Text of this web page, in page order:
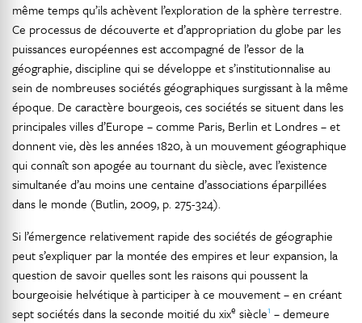
même temps qu’ils achèvent l’exploration de la sphère terrestre.
Ce processus de découverte et d’appropriation du globe par les
puissances européennes est accompagné de l’essor de la
géographie, discipline qui se développe et s’institutionnalise au
sein de nombreuses sociétés géographiques surgissant à la même
époque. De caractère bourgeois, ces sociétés se situent dans les
principales villes d’Europe – comme Paris, Berlin et Londres – et
donnent vie, dès les années 1820, à un mouvement géographique
qui connaît son apogée au tournant du siècle, avec l’existence
simultanée d’au moins une centaine d’associations éparpillées
dans le monde (Butlin, 2009, p. 275-324).
Si l’émergence relativement rapide des sociétés de géographie
peut s’expliquer par la montée des empires et leur expansion, la
question de savoir quelles sont les raisons qui poussent la
bourgeoisie helvétique à participer à ce mouvement – en créant
sept sociétés dans la seconde moitié du xixe siècle1 – demeure